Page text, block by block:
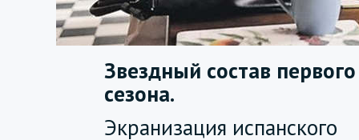
Звездный состав первого
сезона.
Экранизация испанского